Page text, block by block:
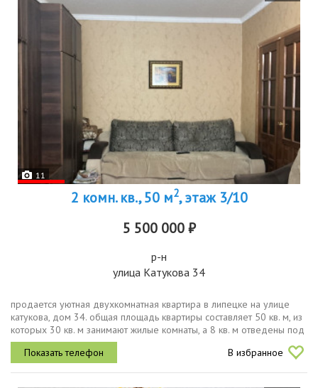
11
2 комн. кв., 50 м2, этаж 3/10
5 500 000 ₽
р-н
улица Катукова 34
продается уютная двухкомнатная квартира в липецке на улице
катукова, дом 34. общая площадь квартиры составляет 50 кв. м, из
которых 30 кв. м занимают жилые комнаты, а 8 кв. м отведены под
кухню. квартира расположена на 3 этаже 10этажного панельного...
В избранное